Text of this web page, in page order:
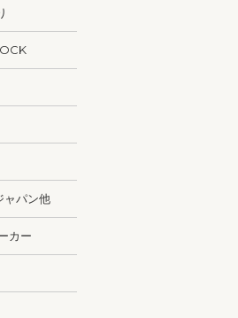
ャパン他
カー